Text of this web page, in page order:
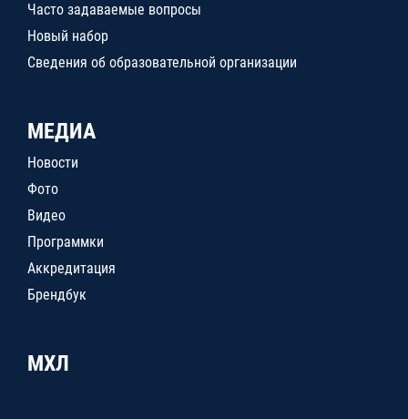
Часто задаваемые вопросы
Новый набор
Сведения об образовательной организации
МЕДИА
Новости
Фото
Видео
Программки
Аккредитация
Брендбук
МХЛ